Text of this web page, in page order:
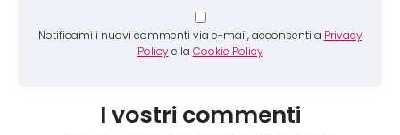
Notificami i nuovi commenti via e-mail, acconsenti a Privacy
Policy e la Cookie Policy
I vostri commenti